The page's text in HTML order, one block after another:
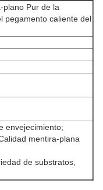
plano Pur de la
pegamento caliente del
envejecimiento;
mentira-plana
de substratos,